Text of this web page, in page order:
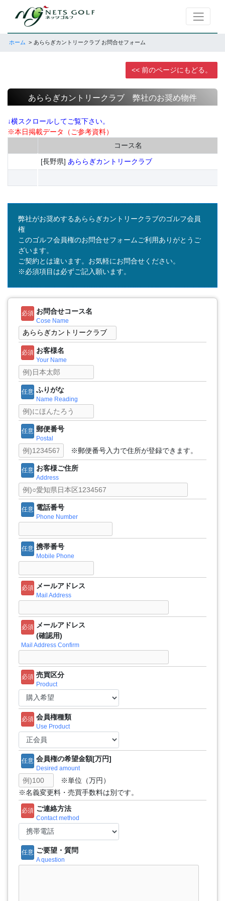
ホーム あららぎカントリークラブ お問合せフォーム
<< 前のページにもどる。
あららぎカントリークラブ 弊社のお奨め物件
↓横スクロールしてご覧下さい。
※本日掲載データ（ご参考資料）
コース名
[長野県] あららぎカントリークラブ
弊社がお奨めするあららぎカントリークラブのゴルフ会員
権
このゴルフ会員権のお問合せフォームご利用ありがとうご
ざいます。
ご契約とは違います。お気軽にお問合せください。
※必須項目は必ずご記入願います。
必須 お問合せコース名
Cose Name
必須 お客様名
Your Name
任意 ふりがな
Name Reading
任意 郵便番号
Postal
※郵便番号入力で住所が登録できます。
任意 お客様ご住所
Address
任意 電話番号
Phone Number
任意 携帯番号
Mobile Phone
必須 メールアドレス
Mail Address
必須 メールアドレス
(確認用)
Mail Address Confirm
必須 売買区分
Product
必須 会員権種類
Use Product
任意 会員権の希望金額[万円]
Desired amount
※単位（万円）
※名義変更料・売買手数料は別です。
必須 ご連絡方法
Contact method
任意 ご要望・質問
A question